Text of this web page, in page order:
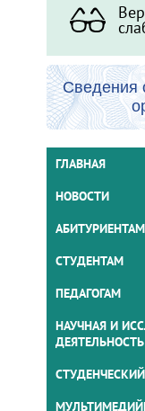
Сведения
ГЛАВНАЯ
НОВОСТИ
АБИТУРИЕНТАМ
СТУДЕНТАМ
ПЕДАГОГАМ
НАУЧНАЯ И
ДЕЯТЕЛЬНОСТЬ